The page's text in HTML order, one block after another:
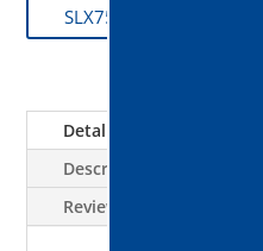
SLX750- disponibil în
Detalii tehnice
Descriere
Reviews (0)